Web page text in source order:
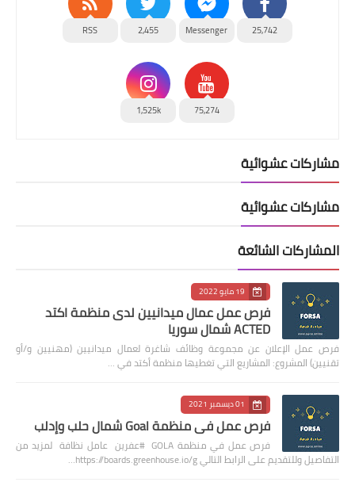
25,742
Messenger
2,455
RSS
75,274
1,525k
مشاركات عشوائية
مشاركات عشوائية
المشاركات الشائعة
19 مايو 2022
فرص عمل عمال ميدانيين لدى منظمة اكتد
ACTED شمال سوريا
فرص عمل الإعلان عن مجموعة وظائف شاغرة لعمال ميدانيين (مهنيين و/أو
تقنيين) المشروع: المشاريع التي تغطيها منظمة أكتد في …
01 ديسمبر 2021
فرص عمل في منظمة Goal شمال حلب وإدلب
فرص عمل في منظمة GOLA #عفرين عامل نظافة لمزيد من
التفاصيل وللتقديم على الرابط التالي https://boards.greenhouse.io/g…